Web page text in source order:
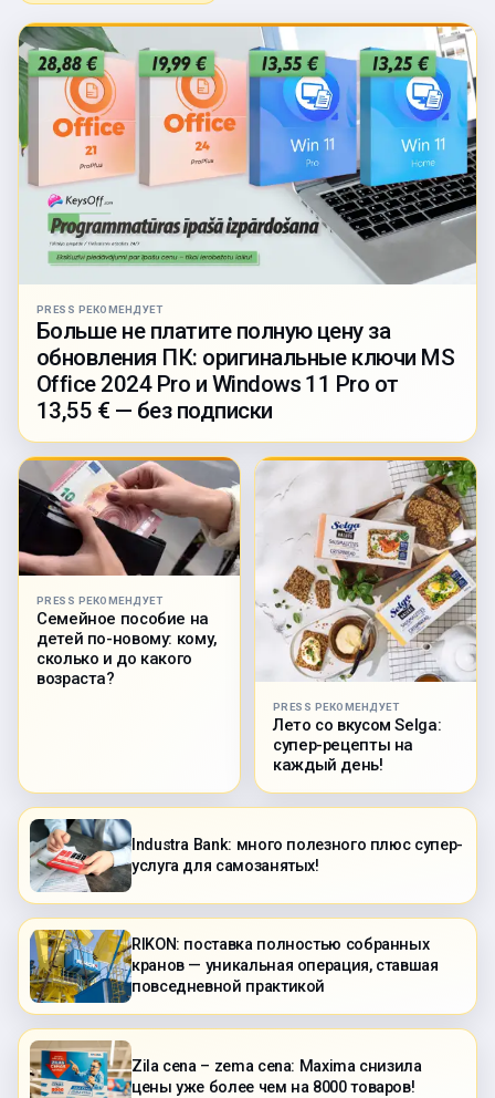
PRESS РЕКОМЕНДУЕТ
Больше не платите полную цену за
обновления ПК: оригинальные ключи MS
Office 2024 Pro и Windows 11 Pro от
13,55 € — без подписки
PRESS РЕКОМЕНДУЕТ
Семейное пособие на
детей по-новому: кому,
сколько и до какого
возраста?
PRESS РЕКОМЕНДУЕТ
Лето со вкусом Selga:
супер-рецепты на
каждый день!
Industra Bank: много полезного плюс супер-
услуга для самозанятых!
RIKON: поставка полностью собранных
кранов — уникальная операция, ставшая
повседневной практикой
Zila cena – zema cena: Maxima снизила
цены уже более чем на 8000 товаров!